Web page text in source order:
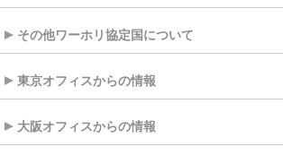
その他ワーホリ協定国について
東京オフィスからの情報
大阪オフィスからの情報